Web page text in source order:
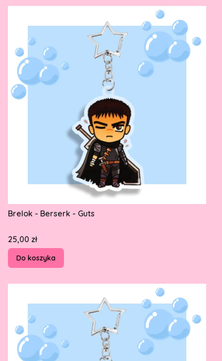
Brelok - Berserk - Guts
Cena
25,00 zł
Do koszyka